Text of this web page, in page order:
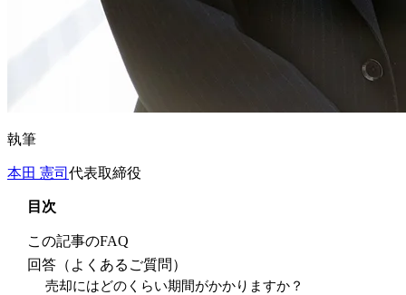
執筆
本田 憲司 代表取締役
目次
この記事のFAQ
回答（よくあるご質問）
売却にはどのくらい期間がかかりますか？